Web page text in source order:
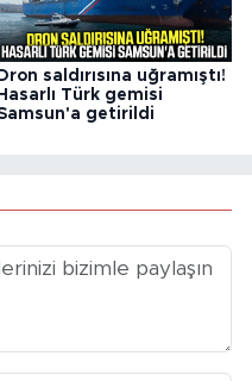
Dron saldırısına uğramıştı!
Hasarlı Türk gemisi
getirildi